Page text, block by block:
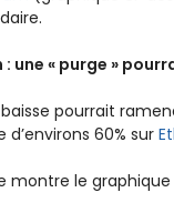
une « purge »
pourrait
d’environs 60% sur
montre le